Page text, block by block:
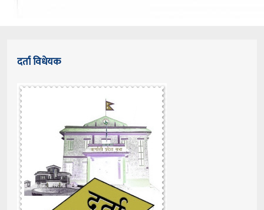
दर्ता विधेयक